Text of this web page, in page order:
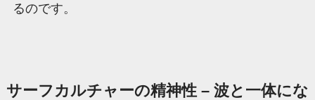
るのです。
サーフカルチャーの精神性 – 波と一体にな